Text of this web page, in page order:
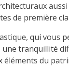
de première
qui vous
tranquillité
du